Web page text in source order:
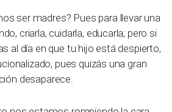
ser madres? Pues para llevar una
criarla, cuidarla, educarla; pero si
al día en que tu hijo está despierto,
pues quizás una gran
desaparece.